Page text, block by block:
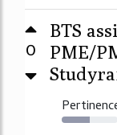
0
BTS
PME/
50%